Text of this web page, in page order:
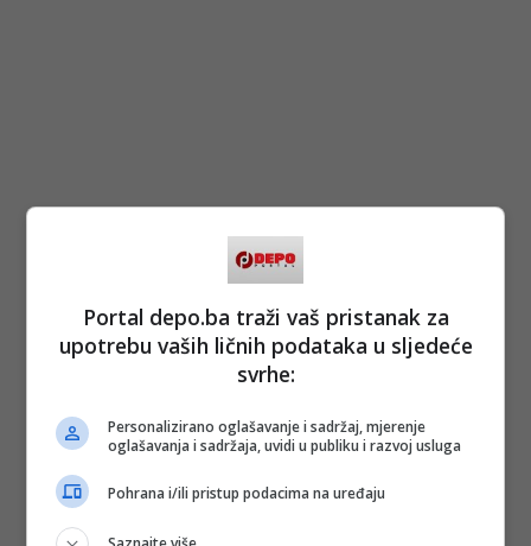
Portal depo.ba traži vaš pristanak za
upotrebu vaših ličnih podataka u sljedeće
svrhe:
Personalizirano oglašavanje i sadržaj, mjerenje
oglašavanja i sadržaja, uvidi u publiku i razvoj usluga
Pohrana i/ili pristup podacima na uređaju